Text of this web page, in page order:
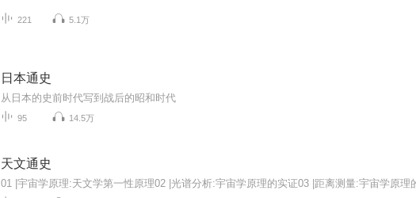
221 5.1万
日本通史
从日本的史前时代写到战后的昭和时代
95 14.5万
天文通史